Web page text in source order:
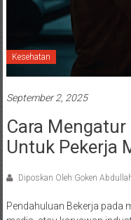
Kesehatan
September 2, 2025
Cara
Untuk Pekerja
Diposkan Oleh:Goken
Pendahuluan Bekerja pada